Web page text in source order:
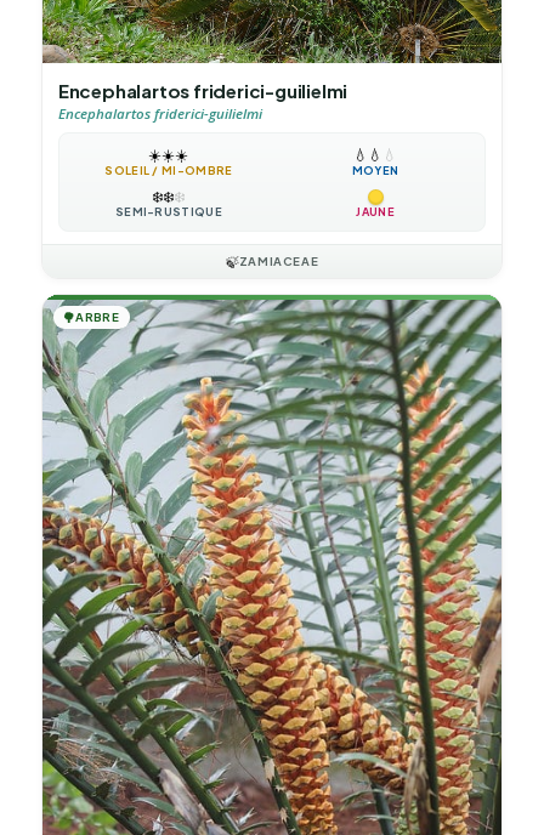
Encephalartos friderici-guilielmi
Encephalartos friderici-guilielmi
☀️☀️☀️
SOLEIL / MI-OMBRE
💧 💧 💧
MOYEN
❄️❄️❄️
SEMI-RUSTIQUE JAUNE
🍃ZAMIACEAE
🌳ARBRE